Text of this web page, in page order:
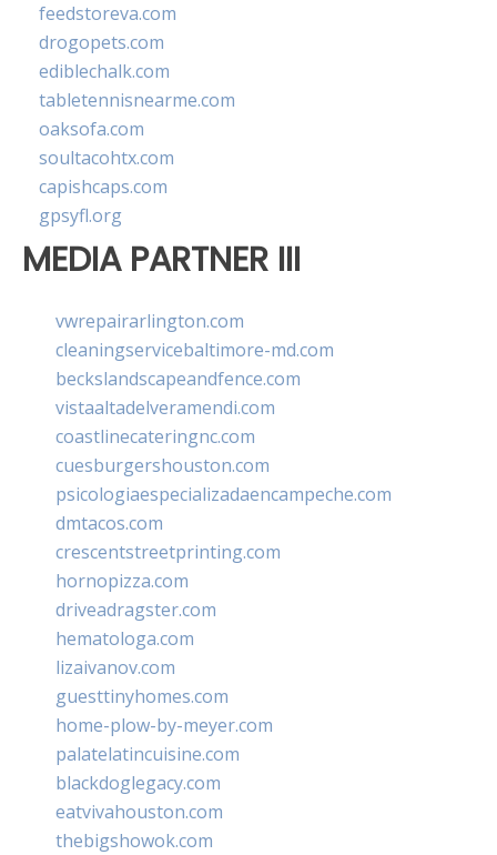
feedstoreva.com
drogopets.com
ediblechalk.com
tabletennisnearme.com
oaksofa.com
soultacohtx.com
capishcaps.com
gpsyfl.org
MEDIA PARTNER III
vwrepairarlington.com
cleaningservicebaltimore-md.com
beckslandscapeandfence.com
vistaaltadelveramendi.com
coastlinecateringnc.com
cuesburgershouston.com
psicologiaespecializadaencampeche.com
dmtacos.com
crescentstreetprinting.com
hornopizza.com
driveadragster.com
hematologa.com
lizaivanov.com
guesttinyhomes.com
home-plow-by-meyer.com
palatelatincuisine.com
blackdoglegacy.com
eatvivahouston.com
thebigshowok.com